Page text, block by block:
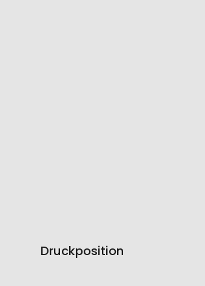
Druckposition